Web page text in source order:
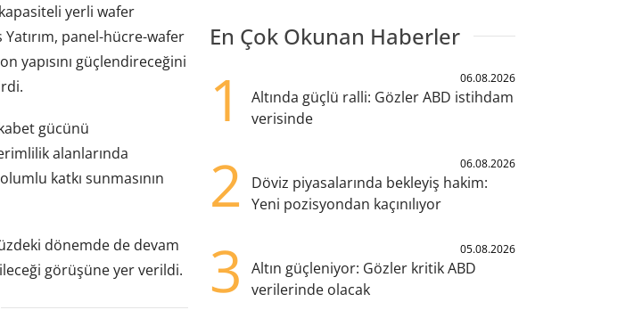
yerli wafer
Yatırım, panel-hücre-wafer
yapısını güçlendireceğini
gücünü
alanlarında
katkı sunmasının
dönemde de devam
görüşüne yer verildi.
En Çok Okunan Haberler
1 06.08.2026
Altında güçlü ralli: Gözler ABD istihdam
verisinde
2 06.08.2026
Döviz piyasalarında bekleyiş hakim:
Yeni pozisyondan kaçınılıyor
3 05.08.2026
Altın güçleniyor: Gözler kritik ABD
verilerinde olacak